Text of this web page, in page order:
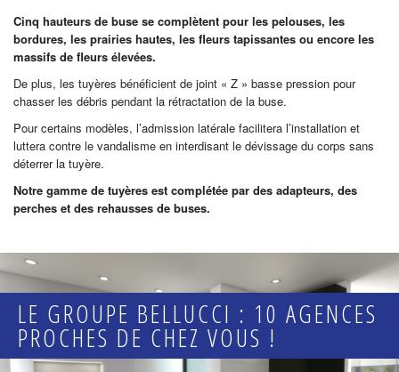
Cinq hauteurs de buse se complètent pour les pelouses, les
bordures, les prairies hautes, les fleurs tapissantes ou encore les
massifs de fleurs élevées.
De plus, les tuyères bénéficient de joint « Z » basse pression pour
chasser les débris pendant la rétractation de la buse.
Pour certains modèles, l’admission latérale facilitera l’installation et
luttera contre le vandalisme en interdisant le dévissage du corps sans
déterrer la tuyère.
Notre gamme de tuyères est complétée par des adapteurs, des
perches et des rehausses de buses.
LE GROUPE BELLUCCI : 10 AGENCES
PROCHES DE CHEZ VOUS !